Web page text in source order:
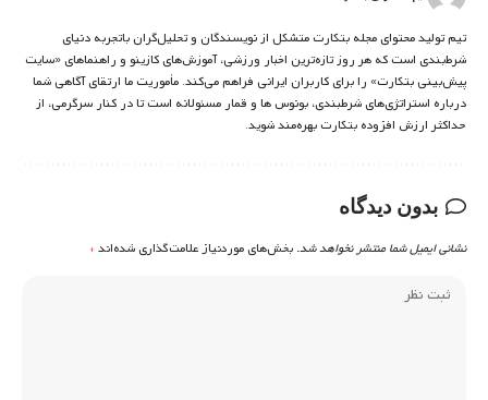
تیم تولید محتوای مجله بتکارت متشکل از نویسندگان و تحلیل‌گران باتجربه دنیای
شرط‌بندی است که هر روز تازه‌ترین اخبار ورزشی، آموزش‌های کازینو و راهنماهای «سایت
پیش‌بینی بتکارت» را برای کاربران ایرانی فراهم می‌کند. مأموریت ما ارتقای آگاهی شما
درباره استراتژی‌های شرطبندی، بونوس ها و قمار مسئولانه است تا در کنار سرگرمی، از
حداکثر ارزش افزوده بتکارت بهره‌مند شوید.
بدون دیدگاه
نشانی ایمیل شما منتشر نخواهد شد. بخش‌های موردنیاز علامت‌گذاری شده‌اند*